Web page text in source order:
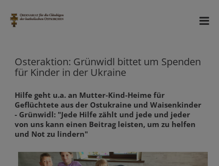
Osteraktion: Grünwidl bittet um Spenden
für Kinder in der Ukraine
Hilfe geht u.a. an Mutter-Kind-Heime für
Geflüchtete aus der Ostukraine und Waisenkinder
- Grünwidl: "Jede Hilfe zählt und jede und jeder
von uns kann einen Beitrag leisten, um zu helfen
und Not zu lindern"